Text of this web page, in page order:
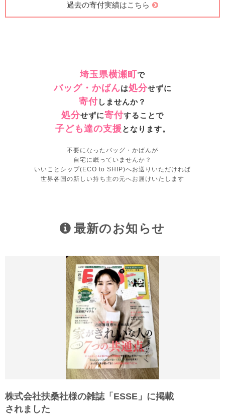
過去の寄付実績はこちら
埼玉県横瀬町 で
バッグ・かばんは処分せずに
寄付しませんか？
処分せずに寄付することで
子ども達の支援 となります。
不要になったバッグ・かばんが
自宅に眠っていませんか？
いいことシップ(ECO to SHIP)へお送りいただければ
世界各国の新しい持ち主の元へお届けいたします
最新のお知らせ
株式会社扶桑社様の雑誌「ESSE」に掲載
されました